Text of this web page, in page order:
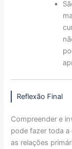
Reflexão Final
Compreender e
pode fazer toda
as relações